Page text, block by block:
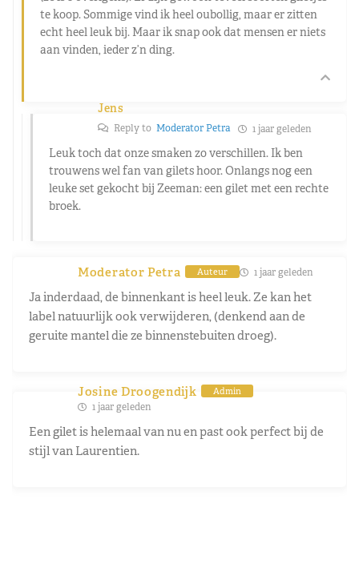
te koop. Sommige vind ik heel oubollig, maar er zitten
echt heel leuk bij. Maar ik snap ook dat mensen er niets
aan vinden, ieder z’n ding.
Jens
Reply to Moderator Petra 1 jaar geleden
Leuk toch dat onze smaken zo verschillen. Ik ben
trouwens wel fan van gilets hoor. Onlangs nog een
leuke set gekocht bij Zeeman: een gilet met een rechte
broek.
Moderator Petra Auteur 1 jaar geleden
Ja inderdaad, de binnenkant is heel leuk. Ze kan het
label natuurlijk ook verwijderen, (denkend aan de
geruite mantel die ze binnenstebuiten droeg).
Josine Droogendijk Admin
1 jaar geleden
Een gilet is helemaal van nu en past ook perfect bij de
stijl van Laurentien.